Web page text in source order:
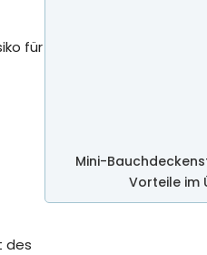
für
des
Mini-
Vorteile im